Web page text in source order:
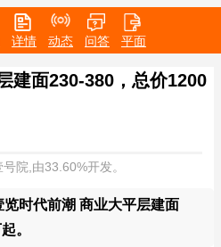
详情 动态 问答 平面
建面230-380，总价1200
院,由33.60%开发。
时代前潮 商业大平层建面
。